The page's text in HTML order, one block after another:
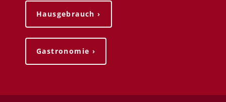
Hausgebrauch ›
Gastronomie ›